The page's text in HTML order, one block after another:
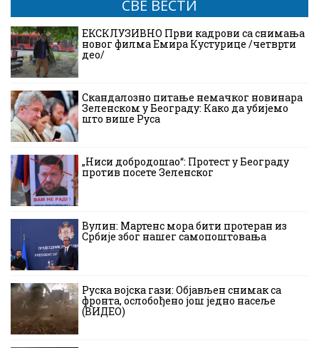
СВЕ ВЕСТИ
ЕКСКЛУЗИВНО Први кадрови са снимања
новог филма Емира Кустурице /четврти
део/
Скандалозно питање немачког новинара
Зеленском у Београду: Како да убијемо
што више Руса
„Ниси добродошао“: Протест у Београду
против посете Зеленског
Вулин: Мартенс мора бити протеран из
Србије због нашег самопоштовања
Руска војска гази: Објављен снимак са
фронта, ослобођено још једно насеље
(ВИДЕО)